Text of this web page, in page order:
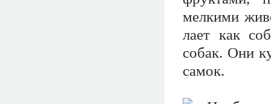
мелкими
лает как
собак. Они
самок.